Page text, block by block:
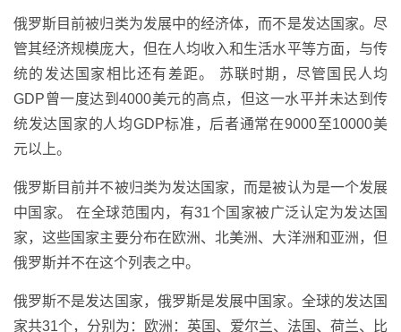
俄罗斯目前被归类为发展中的经济体，而不是发达国家。尽
管其经济规模庞大，但在人均收入和生活水平等方面，与传
统的发达国家相比还有差距。 苏联时期，尽管国民人均
GDP曾一度达到4000美元的高点，但这一水平并未达到传
统发达国家的人均GDP标准，后者通常在9000至10000美
元以上。
俄罗斯目前并不被归类为发达国家，而是被认为是一个发展
中国家。 在全球范围内，有31个国家被广泛认定为发达国
家，这些国家主要分布在欧洲、北美洲、大洋洲和亚洲，但
俄罗斯并不在这个列表之中。
俄罗斯不是发达国家，俄罗斯是发展中国家。全球的发达国
家共31个，分别为：欧洲：英国、爱尔兰、法国、荷兰、比